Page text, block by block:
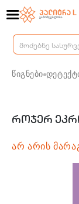
წიგნები
როჯერ
არ არის